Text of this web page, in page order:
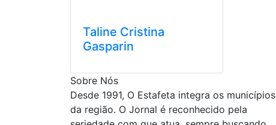
Taline Cristina
Gasparin
Sobre Nós
Desde 1991, O Estafeta integra os municípios
da região. O Jornal é reconhecido pela